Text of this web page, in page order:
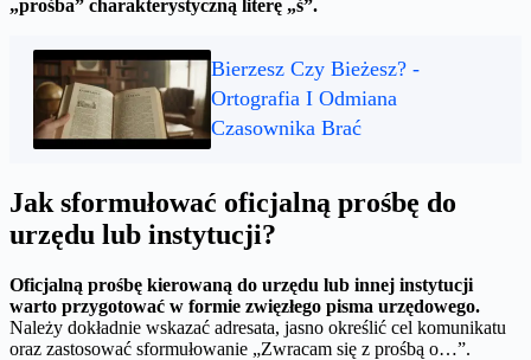
„prośba” charakterystyczną literę „ś”.
Bierzesz Czy Bieżesz? -
Ortografia I Odmiana
Czasownika Brać
Jak sformułować oficjalną prośbę do
urzędu lub instytucji?
Oficjalną prośbę kierowaną do urzędu lub innej instytucji
warto przygotować w formie zwięzłego pisma urzędowego.
Należy dokładnie wskazać adresata, jasno określić cel komunikatu
oraz zastosować sformułowanie „Zwracam się z prośbą o…”.